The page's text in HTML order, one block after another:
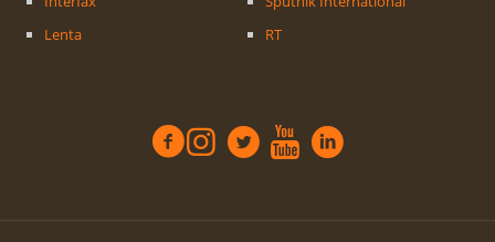
Lenta
RT